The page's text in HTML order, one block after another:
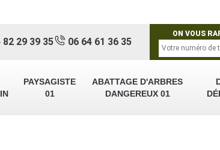
PAYSAGISTE
01
ABATTAGE D'ARBRES
DANGEREUX 01
82 29 39 35 06 64 61 36 35
ON VOUS